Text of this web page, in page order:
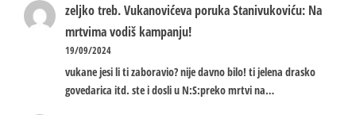
zeljko treb.Vukanovićeva poruka Stanivukoviću: Na
mrtvima vodiš kampanju!
19/09/2024
vukane jesi li ti zaboravio? nije davno bilo! ti jelena drasko
govedarica itd. ste i dosli u N:S:preko mrtvi na…